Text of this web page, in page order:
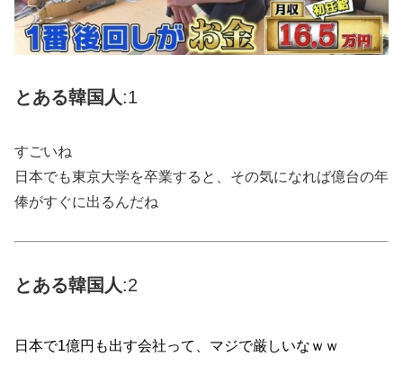
とある韓国人:1
すごいね
日本でも東京大学を卒業すると、その気になれば億台の年
俸がすぐに出るんだね
とある韓国 人:2
日本で1億円も出す会社って、マジで厳しいなｗｗ